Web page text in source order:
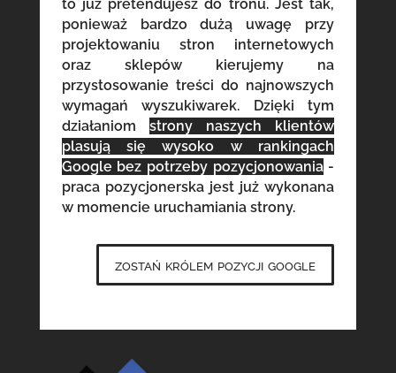
to już pretendujesz do tronu. Jest tak,
ponieważ bardzo dużą uwagę przy
projektowaniu stron internetowych
oraz sklepów kierujemy na
przystosowanie treści do najnowszych
wymagań wyszukiwarek. Dzięki tym
działaniom strony naszych klientów
plasują się wysoko w rankingach
Google bez potrzeby pozycjonowania-
praca pozycjonerska jest już wykonana
w momencie uruchamiania strony.
zostań królem pozycji google